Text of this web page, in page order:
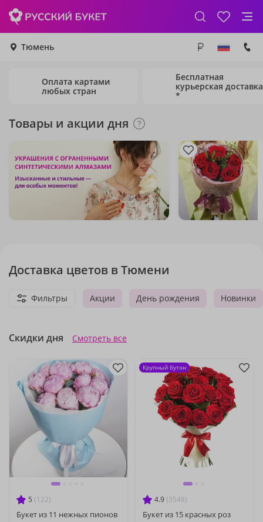
Тюмень
Оплата картами
любых стран
Бесплатная
курьерская доставка
*
Товары и акции дня
Доставка цветов в Тюмени
Акции День рождения Новинки
Фильтры
Скидки дня Смотреть все
5 (122)
Букет из 11 нежных пионов
4.9 (3548)
Букет из 15 красных роз
Крупный бутон